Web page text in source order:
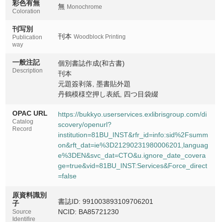
彩色有無
Coloration
無 Monochrome
刊写別
Publication
way
刊本 Woodblock Printing
一般注記
Description
個別書誌作成(和古書)
刊本
元題簽剥落, 墨書貼外題
丹鶴模様空押し表紙, 四つ目袋綴
OPAC URL
Catalog
Record
https://bukkyo.userservices.exlibrisgroup.com/di
scovery/openurl?
institution=81BU_INST&rfr_id=info:sid%2Fsumm
on&rft_dat=ie%3D21290231980006201,languag
e%3DEN&svc_dat=CTO&u.ignore_date_covera
ge=true&vid=81BU_INST:Services&Force_direct
=false
原資料識別
子
Source
Identifire
書誌ID: 991003893109706201
NCID: BA85721230